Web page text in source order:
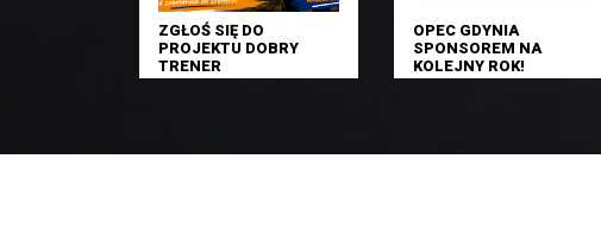
ZGŁOŚ SIĘ DO
PROJEKTU DOBRY
TRENER
OPEC GDYNIA
SPONSOREM NA
KOLEJNY ROK!